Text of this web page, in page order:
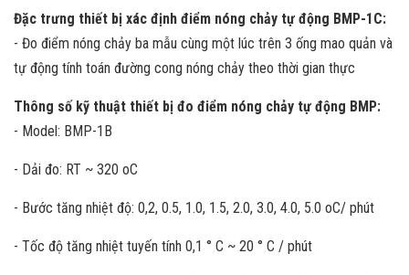
Đặc trưng thiết bị xác định điểm nóng chảy tự động BMP-1C:
- Đo điểm nóng chảy ba mẫu cùng một lúc trên 3 ống mao quản và
tự động tính toán đường cong nóng chảy theo thời gian thực
Thông số kỹ thuật thiết bị đo điểm nóng chảy tự động BMP:
- Model: BMP-1B
- Dải đo: RT ~ 320 oC
- Bước tăng nhiệt độ: 0,2, 0.5, 1.0, 1.5, 2.0, 3.0, 4.0, 5.0 oC/ phút
- Tốc độ tăng nhiệt tuyến tính 0,1 ° C ~ 20 ° C / phút